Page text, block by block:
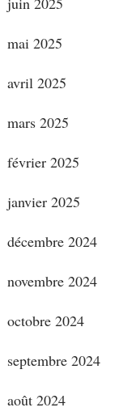
mai 2025
avril 2025
mars 2025
février 2025
janvier 2025
décembre 2024
novembre 2024
octobre 2024
septembre 2024
août 2024